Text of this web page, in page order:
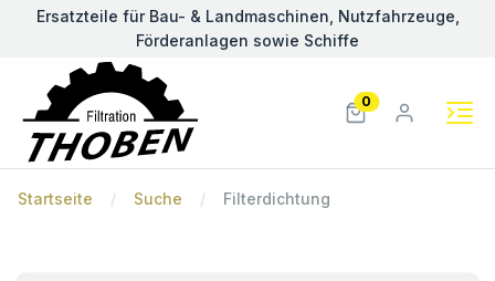
Ersatzteile für Bau- & Landmaschinen, Nutzfahrzeuge,
Förderanlagen sowie Schiffe
0
Startseite Suche Filterdichtung